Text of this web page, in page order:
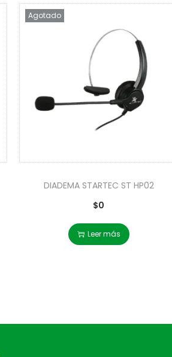
Agotado
DIADEMA STARTEC ST HP02
$0
Leer más